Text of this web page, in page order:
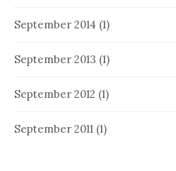
September 2014 (1)
September 2013 (1)
September 2012 (1)
September 2011 (1)